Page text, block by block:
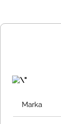
Marka